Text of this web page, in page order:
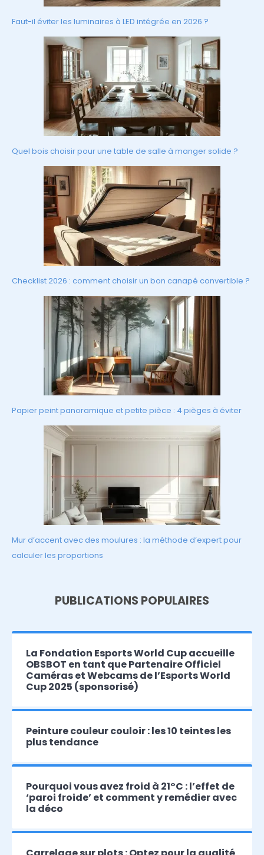
Faut-il éviter les luminaires à LED intégrée en 2026 ?
Quel bois choisir pour une table de salle à manger solide ?
Checklist 2026 : comment choisir un bon canapé convertible ?
Papier peint panoramique et petite pièce : 4 pièges à éviter
Mur d’accent avec des moulures : la méthode d’expert pour
calculer les proportions
PUBLICATIONS POPULAIRES
La Fondation Esports World Cup accueille
OBSBOT en tant que Partenaire Officiel
Caméras et Webcams de l’Esports World
Cup 2025 (sponsorisé)
Peinture couleur couloir : les 10 teintes les
plus tendance
Pourquoi vous avez froid à 21°C : l’effet de
‘paroi froide’ et comment y remédier avec
la déco